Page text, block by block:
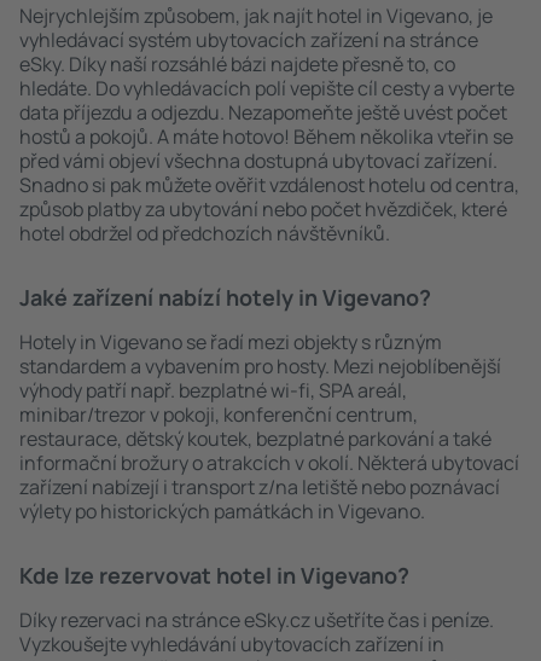
Nejrychlejším způsobem, jak najít hotel in Vigevano, je
vyhledávací systém ubytovacích zařízení na stránce
eSky. Díky naší rozsáhlé bázi najdete přesně to, co
hledáte. Do vyhledávacích polí vepište cíl cesty a vyberte
data příjezdu a odjezdu. Nezapomeňte ještě uvést počet
hostů a pokojů. A máte hotovo! Během několika vteřin se
před vámi objeví všechna dostupná ubytovací zařízení.
Snadno si pak můžete ověřit vzdálenost hotelu od centra,
způsob platby za ubytování nebo počet hvězdiček, které
hotel obdržel od předchozích návštěvníků.
Jaké zařízení nabízí hotely in Vigevano?
Hotely in Vigevano se řadí mezi objekty s různým
standardem a vybavením pro hosty. Mezi nejoblíbenější
výhody patří např. bezplatné wi-fi, SPA areál,
minibar/trezor v pokoji, konferenční centrum,
restaurace, dětský koutek, bezplatné parkování a také
informační brožury o atrakcích v okolí. Některá ubytovací
zařízení nabízejí i transport z/na letiště nebo poznávací
výlety po historických památkách in Vigevano.
Kde lze rezervovat hotel in Vigevano?
Díky rezervaci na stránce eSky.cz ušetříte čas i peníze.
Vyzkoušejte vyhledávání ubytovacích zařízení in